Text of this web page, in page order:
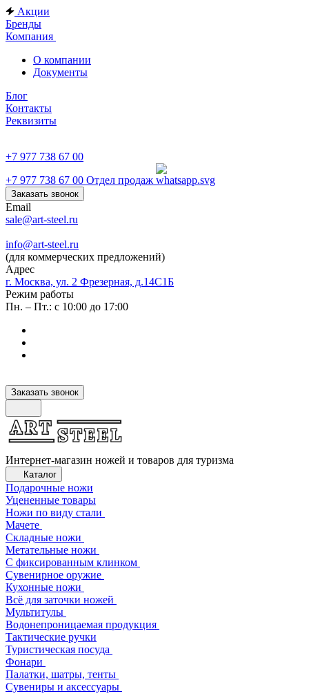
Акции
Бренды
Компания
О компании
Документы
Блог
Контакты
Реквизиты
+7 977 738 67 00
+7 977 738 67 00 Отдел продаж
Заказать звонок
Email
sale@art-steel.ru
info@art-steel.ru
(для коммерческих предложений)
Адрес
г. Москва, ул. 2 Фрезерная, д.14С1Б
Режим работы
Пн. – Пт.: с 10:00 до 17:00
Заказать звонок
Интернет-магазин ножей и товаров для туризма
Каталог
Подарочные ножи
Уцененные товары
Ножи по виду стали
Мачете
Складные ножи
Метательные ножи
С фиксированным клинком
Сувенирное оружие
Кухонные ножи
Всё для заточки ножей
Мультитулы
Водонепроницаемая продукция
Тактические ручки
Туристическая посуда
Фонари
Палатки, шатры, тенты
Сувениры и аксессуары